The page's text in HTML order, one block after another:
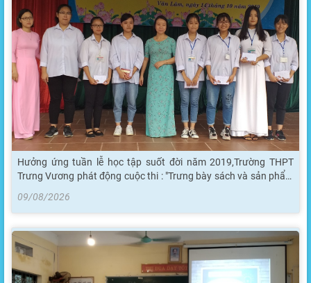
Hưởng ứng tuần lễ học tập suốt đời năm 2019,Trường THPT
Trưng Vương phát động cuộc thi : "Trưng bày sách và sản phẩm
09/08/2026